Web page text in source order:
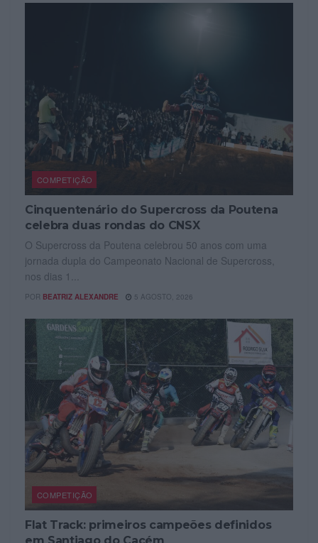
COMPETIÇÃO
Cinquentenário do Supercross da Poutena
celebra duas rondas do CNSX
O Supercross da Poutena celebrou 50 anos com uma
jornada dupla do Campeonato Nacional de Supercross,
nos dias 1...
POR BEATRIZ ALEXANDRE 5 AGOSTO, 2026
COMPETIÇÃO
Flat Track: primeiros campeões definidos